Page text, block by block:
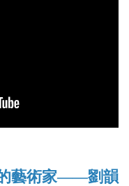
藝術家——劉韻